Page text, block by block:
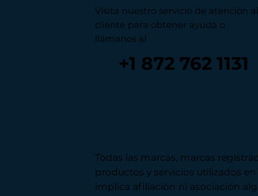
Visita nuestro servicio de atención al
cliente para obtener ayuda o
llámanos al
+1 872 762 1131
Todas las marcas, marcas
productos y servicios utilizados
implica afiliación ni asociación